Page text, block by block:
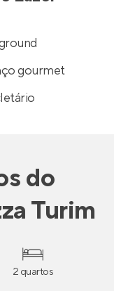
gourmet
do
Turim
2 quartos